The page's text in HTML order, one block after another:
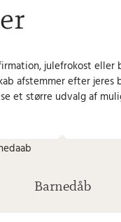
julefrokost
afstemmer efter jeres
et større udvalg af
Barnedåb